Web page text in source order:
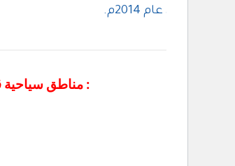
العالمي عام 2014م.
مناطق سياحية قريبة من المسجد الاخضر في بورصة ، أبرزها :